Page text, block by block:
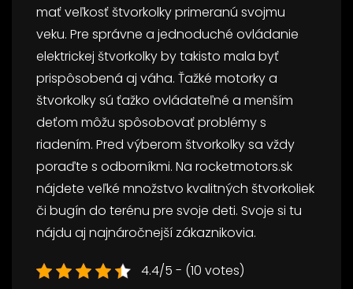
mať veľkosť štvorkolky primeranú svojmu
veku. Pre správne a jednoduché ovládanie
elektrickej štvorkolky by takisto mala byť
prispôsobená aj váha. Ťažké motorky a
štvorkolky sú ťažko ovládateľné a menším
deťom môžu spôsobovať problémy s
riadením. Pred výberom štvorkolky sa vždy
poraďte s odborníkmi. Na rocketmotors.sk
nájdete veľké množstvo kvalitných štvorkoliek
či bugín do terénu pre svoje deti. Svoje si tu
nájdu aj najnáročnejší zákaznikovia.
4.4/5 - (10 votes)